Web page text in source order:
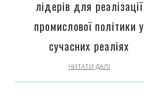
лідерів для реалізації
промислової політики у
сучасних реаліях
ЧИТАТИ ДАЛІ